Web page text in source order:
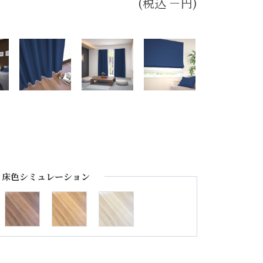
床色シミュレーション